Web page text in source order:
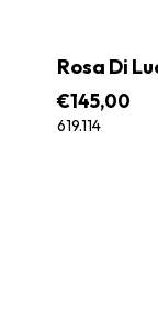
Rosa Di
€145,00
619.114